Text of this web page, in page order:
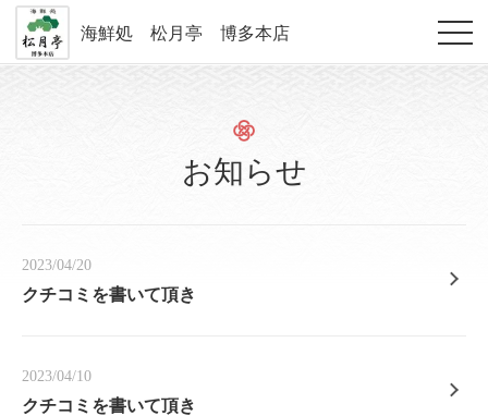
海鮮処 松月亭 博多本店
お知らせ
2023/04/20
クチコミを書いて頂き
2023/04/10
クチコミを書いて頂き